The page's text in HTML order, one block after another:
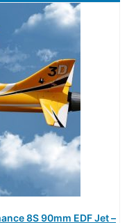
8S 90mm EDF Jet –